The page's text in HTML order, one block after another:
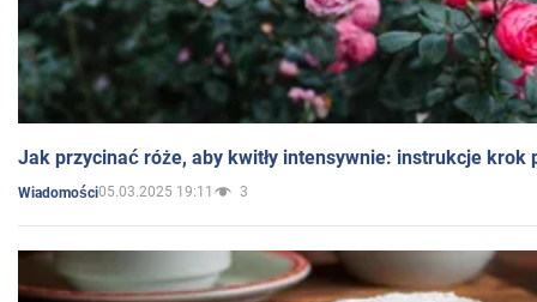
Jak przycinać róże, aby kwitły intensywnie: instrukcje krok
Wiadomości05.03.2025 19:11 3